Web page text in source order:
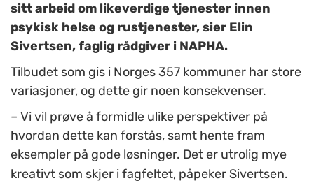
sitt arbeid om likeverdige tjenester innen
psykisk helse og rustjenester, sier Elin
Sivertsen, faglig rådgiver i NAPHA.
Tilbudet som gis i Norges 357 kommuner har store
variasjoner, og dette gir noen konsekvenser.
– Vi vil prøve å formidle ulike perspektiver på
hvordan dette kan forstås, samt hente fram
eksempler på gode løsninger. Det er utrolig mye
kreativt som skjer i fagfeltet, påpeker Sivertsen.